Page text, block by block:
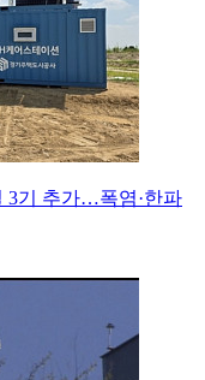
3기 추가…폭염·한파